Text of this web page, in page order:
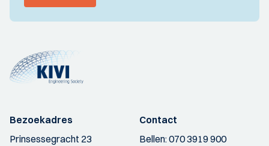
Bezoekadres
Prinsessegracht 23
Contact
Bellen:070 3919 900